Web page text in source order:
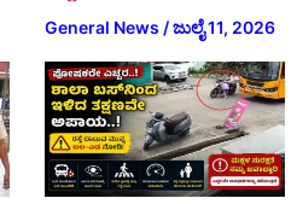
General News /ಜುಲೈ 11, 2026